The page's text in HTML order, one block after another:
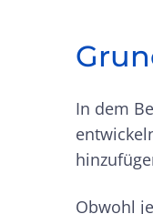
In dem
Obwohl